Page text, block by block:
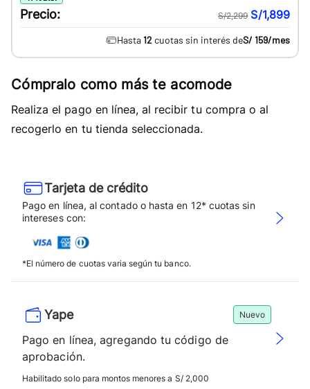
Precio: S/2,299 S/1,899
Hasta 12 cuotas sin interés deS/ 159/mes
Cómpralo como más te acomode
Realiza el pago en línea, al recibir tu compra o al
recogerlo en tu tienda seleccionada.
Tarjeta de crédito
Pago en línea, al contado o hasta en 12* cuotas sin
intereses con:
*El número de cuotas varia según tu banco.
Yape Nuevo
Pago en línea, agregando tu código de
aprobación.
Habilitado solo para montos menores a S/ 2,000